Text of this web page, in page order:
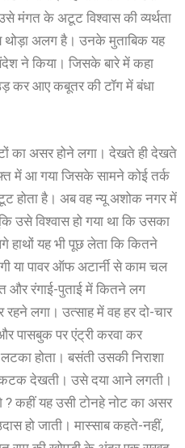
मंगत के अटूट विश्वास की व्यर्थता
थोड़ा अलग है। उनके मुताबिक यह
ने किया। जिसके बारे में कहा
कर आए कबूतर की टॉग में बंधा
का असर होने लगा। देखते ही देखते
में आ गया जिसके सामने कोई तर्क
होता है। अब वह न्यू अशोक नगर में
उसे विश्वास हो गया था कि उसका
हाथों यह भी पूछ लेता कि कितने
या पावर ऑफ अटार्नी से काम चल
और रंगाई-पुताई में कितने लग
रहने लगा। उत्साह में वह हर दो-चार
पासबुक पर एंट्री करवा कर
होता। बसंती उसकी निराशा
देखती। उसे दया आने लगती।
? कहीं यह उसी टोनहे नोट का असर
हो जाती। मास्साब कहते-नहीं,